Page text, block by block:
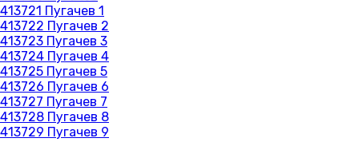
413721 Пугачев 1
413722 Пугачев 2
413723 Пугачев 3
413724 Пугачев 4
413725 Пугачев 5
413726 Пугачев 6
413727 Пугачев 7
413728 Пугачев 8
413729 Пугачев 9